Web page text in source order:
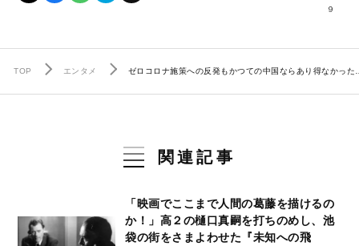
9
TOP エンタメ ゼロコロナ施策への反発もかつての中国ならあり得なかっ
関連記事
「映画でここまで人間の葛藤を描けるの
か！」高２の樋口真嗣を打ちのめし、池
袋の街をさまよわせた『未知への飛